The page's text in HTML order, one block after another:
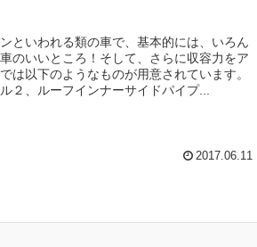
といわれる類の車で、基本的には、いろん
のいいところ！そして、さらに収容力をア
は以下のようなものが用意されています。
２、ルーフインナーサイドパイプ...
2017.06.11